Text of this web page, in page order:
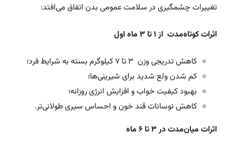
تغییرات چشمگیری در سلامت عمومی بدن اتفاق می‌افتد:
اثرات کوتاه‌مدت از ۱ تا ۳ ماه اول
کاهش تدریجی وزن ۳ تا ۷ کیلوگرم بسته به شرایط فرد؛
کم شدن ولع شدید برای شیرینی‌ها؛
بهبود کیفیت خواب و افزایش انرژی روزانه؛
کاهش نوسانات قند خون و احساس سیری طولانی‌تر.
اثرات میان‌مدت در ۳ تا ۶ ماه